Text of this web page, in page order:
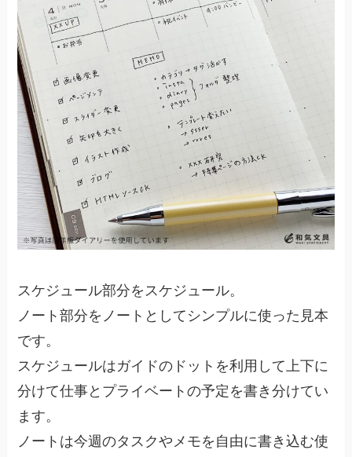
スケジュール部分をスケジュール。
ノート部分をノートとしてシンプルに使った見本
です。
スケジュールはガイドのドットを利用して上下に
分けて仕事とプライベートの予定を書き分けてい
ます。
ノートは今週のタスクやメモを自由に書き込む使